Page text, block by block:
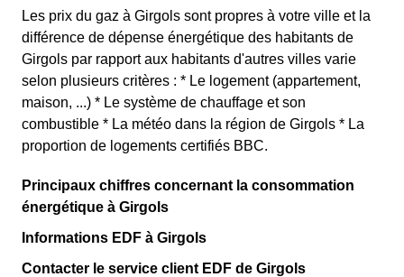
Les prix du gaz à Girgols sont propres à votre ville et la
différence de dépense énergétique des habitants de
Girgols par rapport aux habitants d'autres villes varie
selon plusieurs critères : * Le logement (appartement,
maison, ...) * Le système de chauffage et son
combustible * La météo dans la région de Girgols * La
proportion de logements certifiés BBC.
Principaux chiffres concernant la consommation
énergétique à Girgols
Informations EDF à Girgols
Contacter le service client EDF de Girgols